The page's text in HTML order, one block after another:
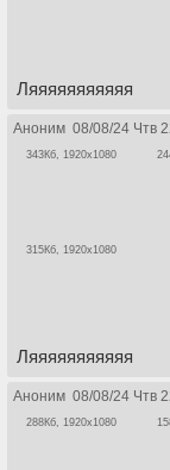
Ляяяяяяяяяяя
Аноним 08/08/24 Чтв
343Кб, 1920x1080
315Кб, 1920x1080
Ляяяяяяяяяяя
Аноним 08/08/24 Чтв
288Кб, 1920x1080